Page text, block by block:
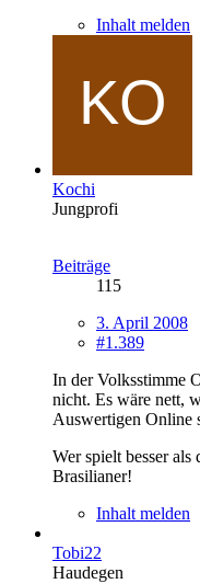
Inhalt melden
Kochi
Jungprofi
Beiträge
115
3. April 2008
#1.389
In der Volksstimme
nicht. Es wäre nett,
Auswertigen Online
Wer spielt besser als
Brasilianer!
Inhalt melden
Tobi22
Haudegen